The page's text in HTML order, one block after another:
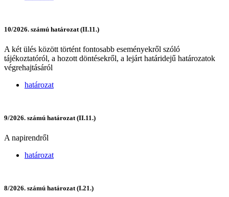
10/2026. számú határozat (II.11.)
A két ülés között történt fontosabb eseményekről szóló
tájékoztatóról, a hozott döntésekről, a lejárt határidejű határozatok
végrehajtásáról
határozat
9/2026. számú határozat (II.11.)
A napirendről
határozat
8/2026. számú határozat (I.21.)